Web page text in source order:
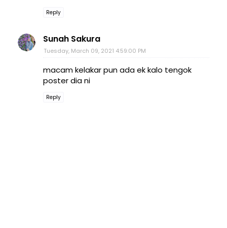
Reply
Sunah Sakura
Tuesday, March 09, 2021 4:59:00 PM
macam kelakar pun ada ek kalo tengok
poster dia ni
Reply